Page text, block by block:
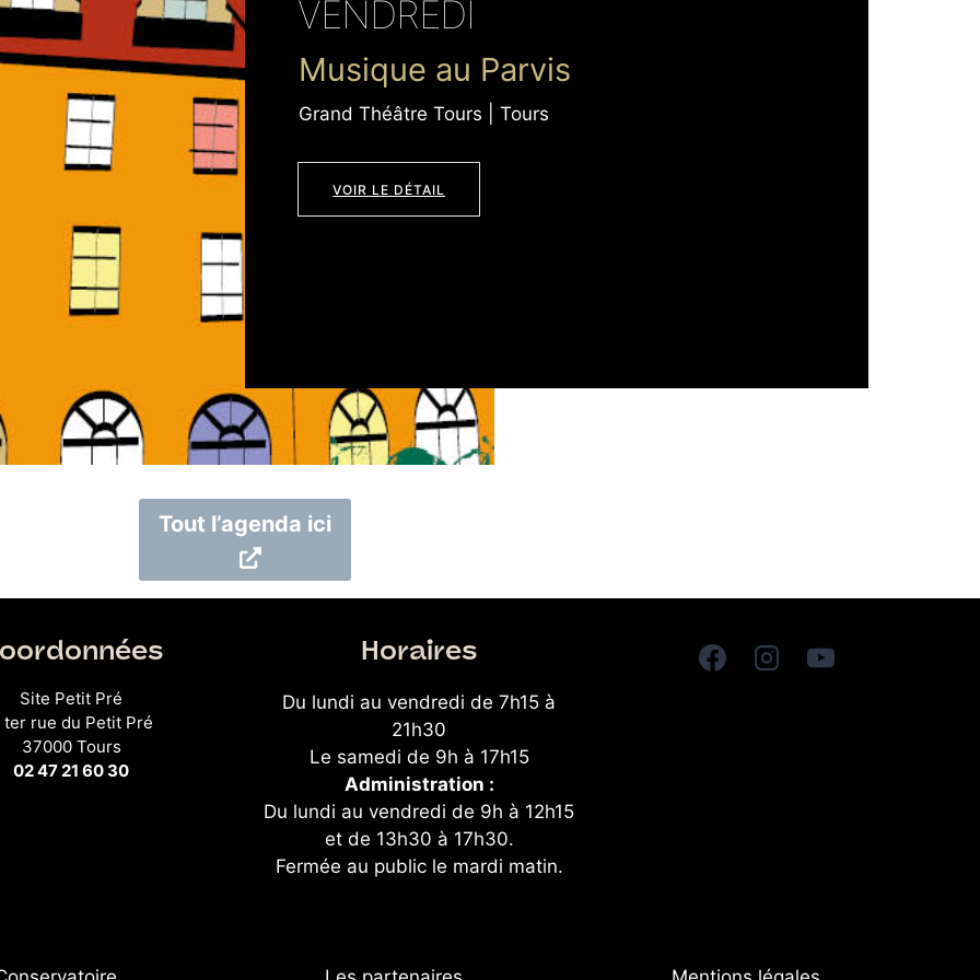
VENDREDI
Musique au Parvis
Grand Théâtre Tours | Tours
VOIR LE DÉTAIL
Tout l’agenda ici
Site Petit Pré
ter rue du Petit Pré
37000 Tours
02 47 21 60 30
Horaires
Du lundi au vendredi de 7h15 à
21h30
Le samedi de 9h à 17h15
Administration :
Du lundi au vendredi de 9h à 12h15
et de 13h30 à 17h30.
Fermée au public le mardi matin.